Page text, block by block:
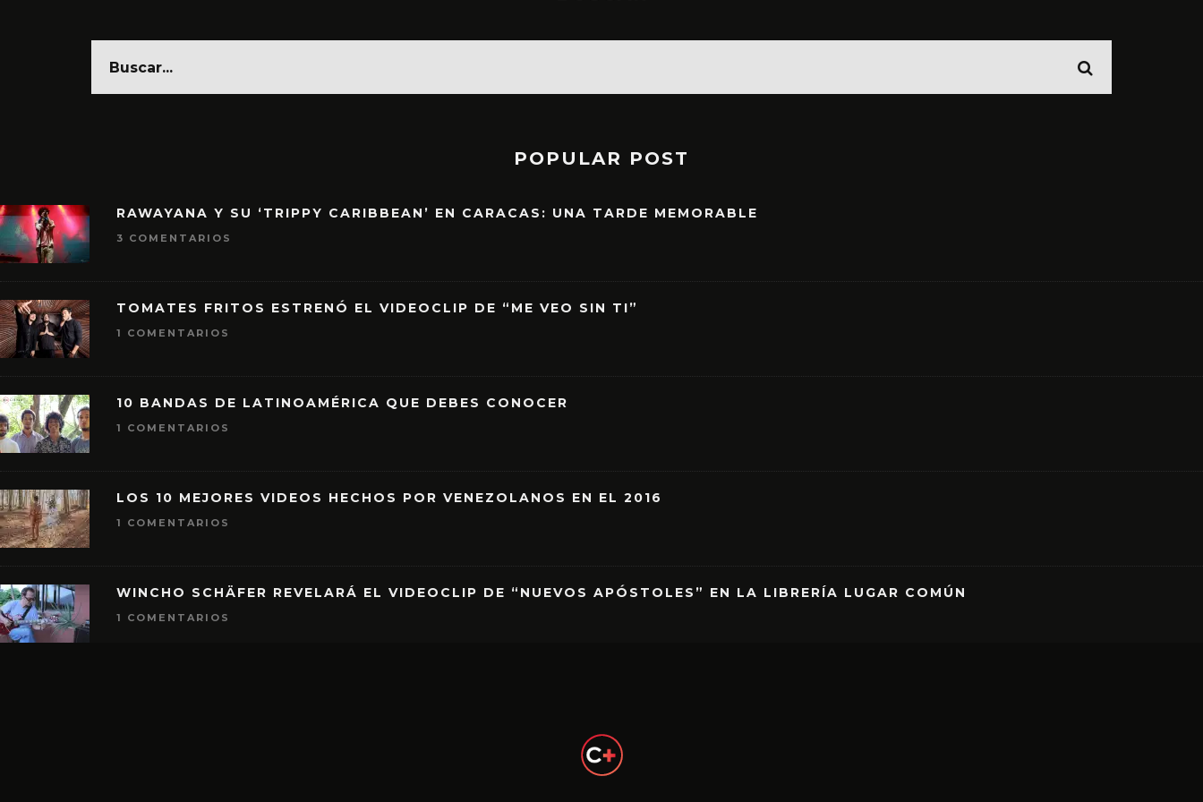
POPULAR POST
RAWAYANA Y SU ‘TRIPPY CARIBBEAN’ EN CARACAS: UNA TARDE MEMORABLE
3 COMENTARIOS
TOMATES FRITOS ESTRENÓ EL VIDEOCLIP DE “ME VEO SIN TI”
1 COMENTARIOS
10 BANDAS DE LATINOAMÉRICA QUE DEBES CONOCER
1 COMENTARIOS
LOS 10 MEJORES VIDEOS HECHOS POR VENEZOLANOS EN EL 2016
1 COMENTARIOS
WINCHO SCHÄFER REVELARÁ EL VIDEOCLIP DE “NUEVOS APÓSTOLES” EN LA LIBRERÍA LUGAR COMÚN
1 COMENTARIOS